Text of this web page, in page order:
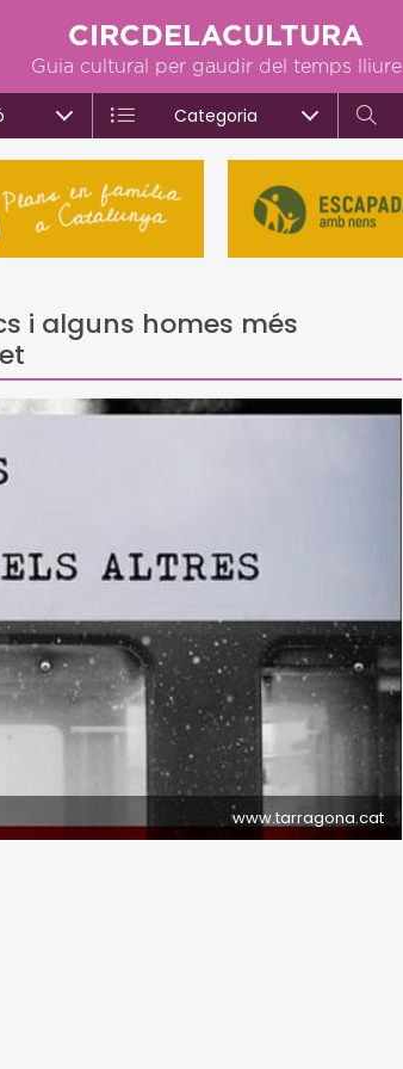
CIRCDELACULTURA
Guia cultural per gaudir del temps lliure
Categoria
i alguns homes més
www.tarragona.cat